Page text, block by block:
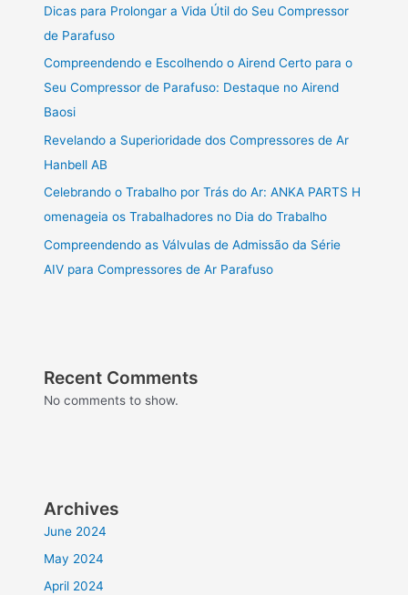
Dicas para Prolongar a Vida Útil do Seu Compressor
de Parafuso
Compreendendo e Escolhendo o Airend Certo para o
Seu Compressor de Parafuso: Destaque no Airend
Baosi
Revelando a Superioridade dos Compressores de Ar
Hanbell AB
Celebrando o Trabalho por Trás do Ar: ANKA PARTS H
omenageia os Trabalhadores no Dia do Trabalho
Compreendendo as Válvulas de Admissão da Série
AIV para Compressores de Ar Parafuso
Recent Comments
No comments to show.
Archives
June 2024
May 2024
April 2024